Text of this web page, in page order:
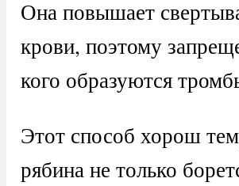
Она повышает
крови, поэтому
кого образуются
Этот способ хорош
рябина не только